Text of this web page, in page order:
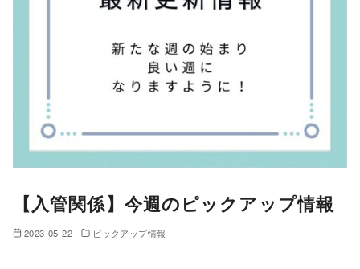
【入管関係】今週のピックアップ情報
2023-05-22 ピックアップ情報